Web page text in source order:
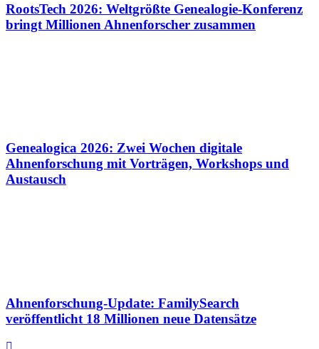
RootsTech 2026: Weltgrößte Genealogie-Konferenz
bringt Millionen Ahnenforscher zusammen
Genealogica 2026: Zwei Wochen digitale
Ahnenforschung mit Vorträgen, Workshops und
Austausch
Ahnenforschung-Update: FamilySearch
veröffentlicht 18 Millionen neue Datensätze